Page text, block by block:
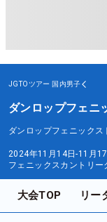
JGTOツアー 国内男子
ダンロップフェニ
ダンロップフェニックス
2024年11月14日-11月
フェニックスカントリー
大会TOP リー